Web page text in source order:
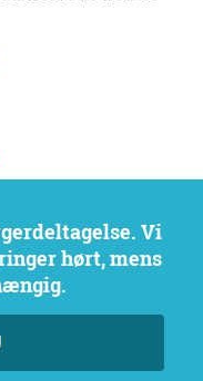
hørt, mens